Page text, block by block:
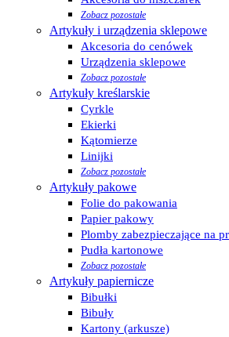
Zobacz pozostałe
Artykuły i urządzenia sklepowe
Akcesoria do cenówek
Urządzenia sklepowe
Zobacz pozostałe
Artykuły kreślarskie
Cyrkle
Ekierki
Kątomierze
Linijki
Zobacz pozostałe
Artykuły pakowe
Folie do pakowania
Papier pakowy
Plomby zabezpieczające na
Pudła kartonowe
Zobacz pozostałe
Artykuły papiernicze
Bibułki
Bibuły
Kartony (arkusze)